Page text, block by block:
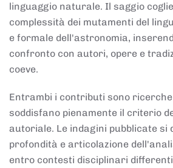
linguaggio naturale. Il saggio
complessità dei mutamenti del
e formale dell'astronomia,
confronto con autori, opere e
coeve.
Entrambi i contributi sono
soddisfano pienamente il criterio
autoriale. Le indagini pubblicate si
profondità e articolazione
entro contesti disciplinari